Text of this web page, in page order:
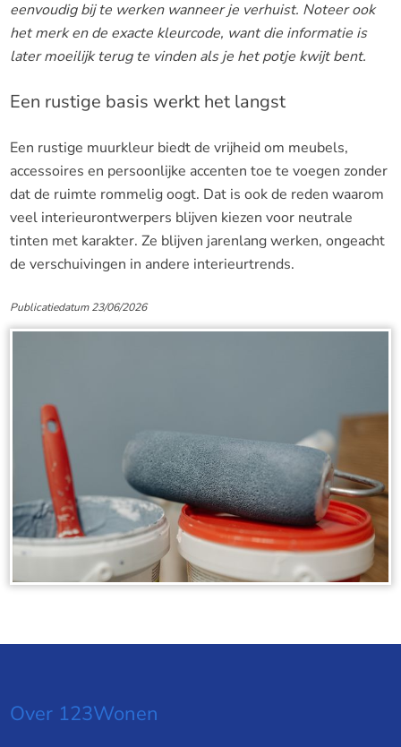
eenvoudig bij te werken wanneer je verhuist. Noteer ook
het merk en de exacte kleurcode, want die informatie is
later moeilijk terug te vinden als je het potje kwijt bent.
Een rustige basis werkt het langst
Een rustige muurkleur biedt de vrijheid om meubels,
accessoires en persoonlijke accenten toe te voegen zonder
dat de ruimte rommelig oogt. Dat is ook de reden waarom
veel interieurontwerpers blijven kiezen voor neutrale
tinten met karakter. Ze blijven jarenlang werken, ongeacht
de verschuivingen in andere interieurtrends.
Publicatiedatum 23/06/2026
Over 123Wonen